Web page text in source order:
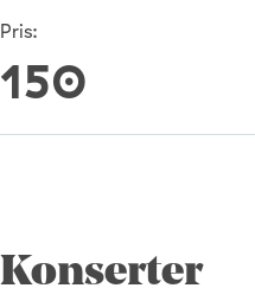
Pris:
150
Konserter